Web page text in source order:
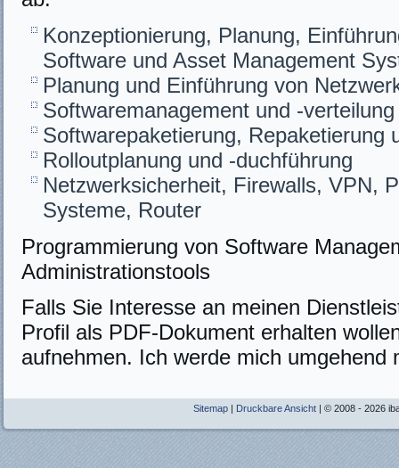
Konzeptionierung, Planung,
Software und Asset Management
Planung und Einführung von
Softwaremanagement und -verteilung
Softwarepaketierung, Repaketierung
Rolloutplanung und -duchführung
Netzwerksicherheit, Firewalls, VPN,
Systeme, Router
Programmierung von Software
Administrationstools
Falls Sie Interesse an meinen
Profil als PDF-Dokument erhalten
aufnehmen. Ich werde mich umgehend
Sitemap | Druckbare Ansicht | © 2008 - 2026